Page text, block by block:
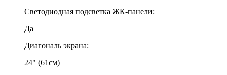
Светодиодная подсветка ЖК-панели:
Да
Диагональ экрана:
24" (61см)